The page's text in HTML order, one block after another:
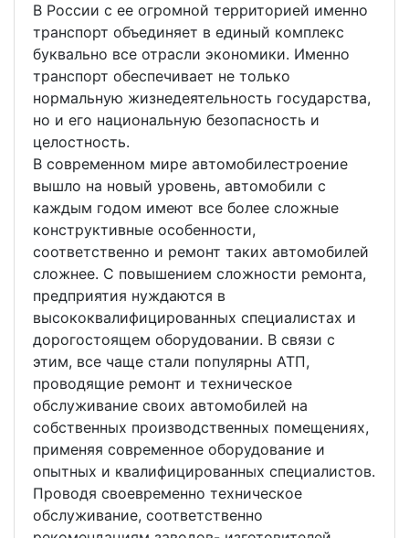
В России с ее огромной территорией именно
транспорт объединяет в единый комплекс
буквально все отрасли экономики. Именно
транспорт обеспечивает не только
нормальную жизнедеятельность государства,
но и его национальную безопасность и
целостность.
В современном мире автомобилестроение
вышло на новый уровень, автомобили с
каждым годом имеют все более сложные
конструктивные особенности,
соответственно и ремонт таких автомобилей
сложнее. С повышением сложности ремонта,
предприятия нуждаются в
высококвалифицированных специалистах и
дорогостоящем оборудовании. В связи с
этим, все чаще стали популярны АТП,
проводящие ремонт и техническое
обслуживание своих автомобилей на
собственных производственных помещениях,
применяя современное оборудование и
опытных и квалифицированных специалистов.
Проводя своевременно техническое
обслуживание, соответственно